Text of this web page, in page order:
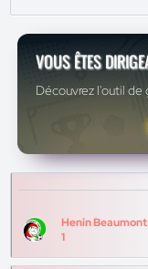
VOUS ÊTES
Découvrez l'outil de
Henin
1